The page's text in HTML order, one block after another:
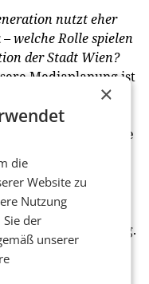
nutzt eher
welche Rolle spielen
der Stadt Wien?
Mediaplanung ist
Wir haben dieses
neu
es zählt nicht nur die
Beitrag zur
dass einige
der Unterhaltung
Meinungsbildung.
Faktor der
da kommen wir
×
die
Website zu
Nutzung
der
unserer